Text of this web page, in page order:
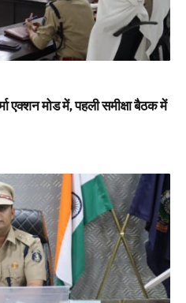
एक्शन मोड में, पहली समीक्षा बैठक में